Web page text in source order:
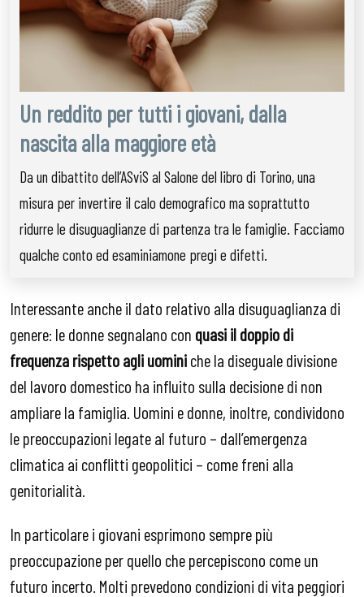
Un reddito per tutti i giovani, dalla
nascita alla maggiore età
Da un dibattito dell’ASviS al Salone del libro di Torino, una
misura per invertire il calo demografico ma soprattutto
ridurre le disuguaglianze di partenza tra le famiglie. Facciamo
qualche conto ed esaminiamone pregi e difetti.
Interessante anche il dato relativo alla disuguaglianza di
genere: le donne segnalano con quasi il doppio di
frequenzarispetto agli uominiche la diseguale divisione
del lavoro domestico ha influito sulla decisione di non
ampliare la famiglia. Uomini e donne, inoltre, condividono
le preoccupazioni legate al futuro – dall’emergenza
climatica ai conflitti geopolitici – come freni alla
genitorialità.
In particolare i giovani esprimono sempre più
preoccupazione per quello che percepiscono come un
futuro incerto. Molti prevedono condizioni di vita peggiori